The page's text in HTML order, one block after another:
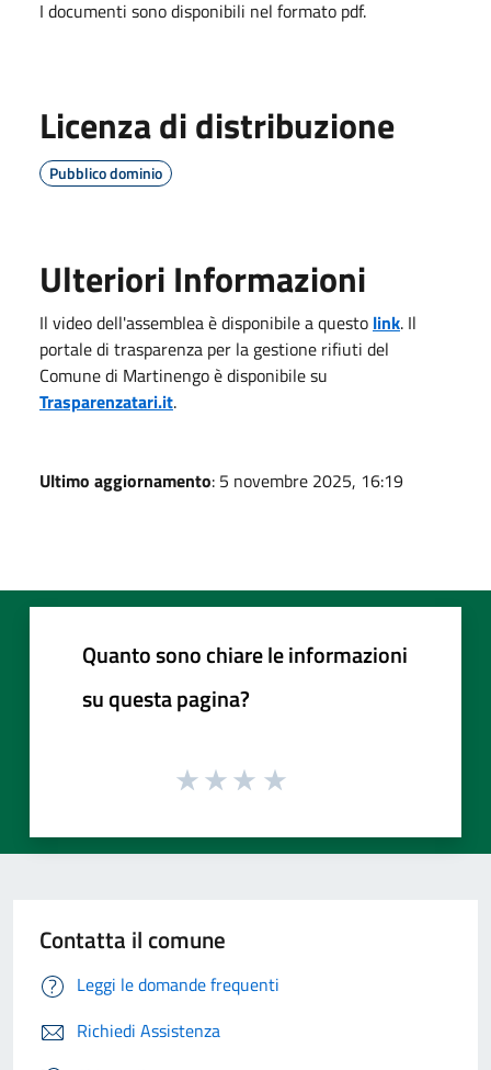
I documenti sono disponibili nel formato pdf.
Licenza di distribuzione
Pubblico dominio
Ulteriori Informazioni
Il video dell'assemblea è disponibile a questo link. Il
portale di trasparenza per la gestione rifiuti del
Comune di Martinengo è disponibile su
Trasparenzatari.it.
Ultimo aggiornamento: 5 novembre 2025, 16:19
Quanto sono chiare le informazioni
su questa pagina?
Contatta il comune
Leggi le domande frequenti
Richiedi Assistenza